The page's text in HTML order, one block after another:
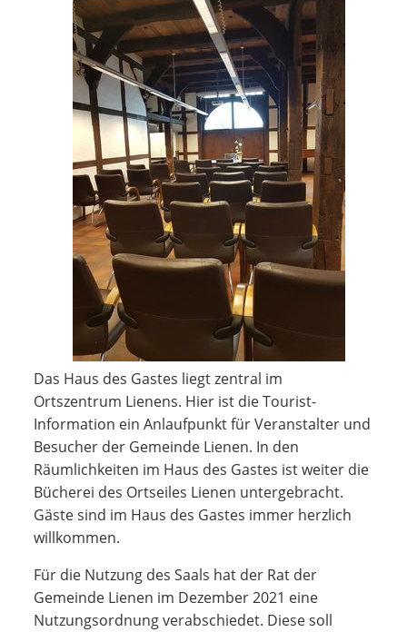
Das Haus des Gastes liegt zentral im
Ortszentrum Lienens. Hier ist die Tourist-
Information ein Anlaufpunkt für Veranstalter und
Besucher der Gemeinde Lienen. In den
Räumlichkeiten im Haus des Gastes ist weiter die
Bücherei des Ortseiles Lienen untergebracht.
Gäste sind im Haus des Gastes immer herzlich
willkommen.
Für die Nutzung des Saals hat der Rat der
Gemeinde Lienen im Dezember 2021 eine
Nutzungsordnung verabschiedet. Diese soll